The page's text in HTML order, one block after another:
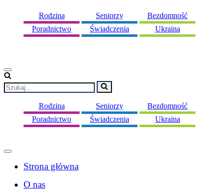
Rodzina Seniorzy
Bezdomność
Poradnictwo
Świadczenia Ukraina
Menu
nawigacji
Szukaj...
Rodzina Seniorzy
Bezdomność
Poradnictwo
Świadczenia Ukraina
Menu
nawigacjiStrona główna
O nas